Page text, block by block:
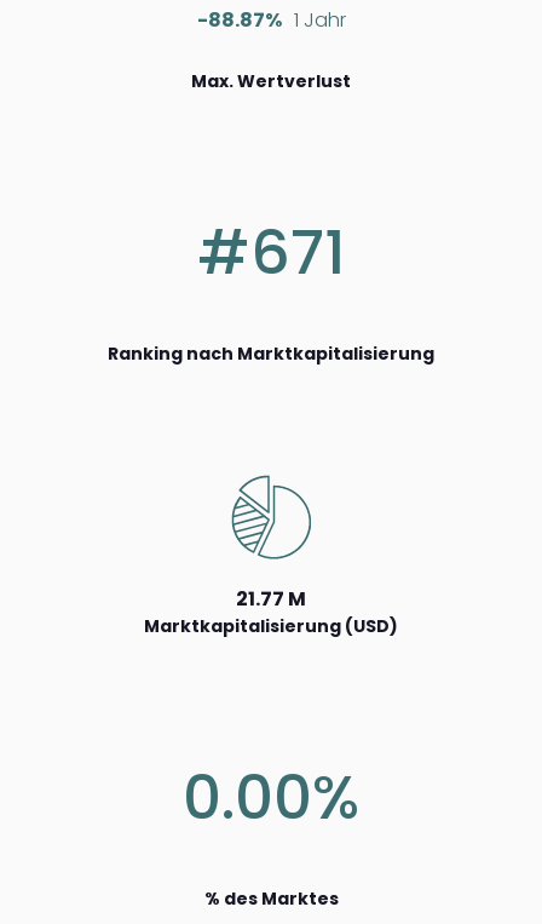
-88.87% 1 Jahr
Max. Wertverlust
#671
Ranking nach Marktkapitalisierung
21.77 M
Marktkapitalisierung (USD)
0.00%
% des Marktes